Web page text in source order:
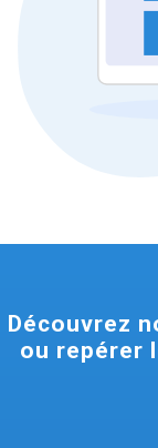
Découvrez
ou repérer